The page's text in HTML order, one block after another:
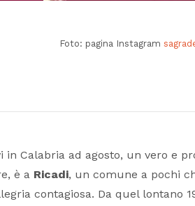
Foto: pagina Instagram
Calabria ad agosto, un vero e
è a Ricadi, un comune a pochi
contagiosa. Da quel lontano